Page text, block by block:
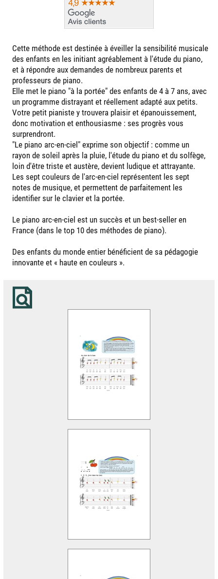
Cette méthode est destinée à éveiller la sensibilité musicale
des enfants en les initiant agréablement à l'étude du piano,
et à répondre aux demandes de nombreux parents et
professeurs de piano.
Elle met le piano "à la portée" des enfants de 4 à 7 ans, avec
un programme distrayant et réellement adapté aux petits.
Votre petit pianiste y trouvera plaisir et épanouissement,
donc motivation et enthousiasme : ses progrès vous
surprendront.
"Le piano arc-en-ciel" exprime son objectif : comme un
rayon de soleil après la pluie, l'étude du piano et du solfège,
loin d'être triste et austère, devient ludique et attrayante.
Les sept couleurs de l'arc-en-ciel représentent les sept
notes de musique, et permettent de parfaitement les
identifier sur le clavier et la portée.
Le piano arc-en-ciel est un succès et un best-seller en
France (dans le top 10 des méthodes de piano).
Des enfants du monde entier bénéficient de sa pédagogie
innovante et « haute en couleurs ».